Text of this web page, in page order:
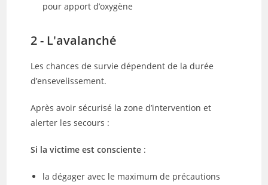
pour apport d’oxygène
2 - L'avalanché
Les chances de survie dépendent de la durée
d’ensevelissement.
Après avoir sécurisé la zone d’intervention et
alerter les secours :
Si la victime est consciente :
la dégager avec le maximum de précautions